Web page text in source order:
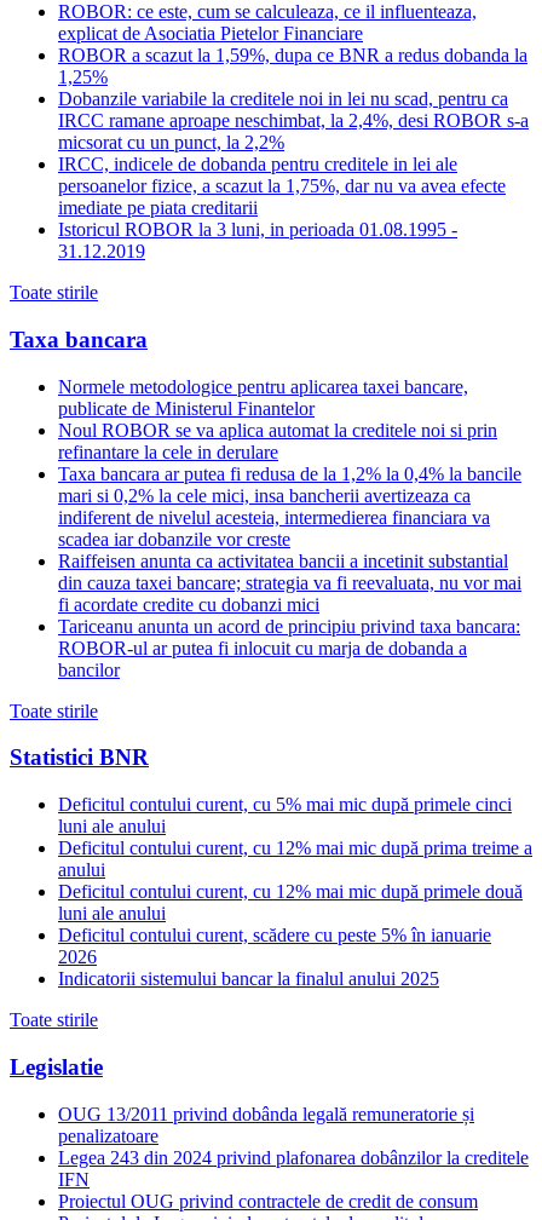
ROBOR: ce este, cum se calculeaza, ce il influenteaza,
explicat de Asociatia Pietelor Financiare
ROBOR a scazut la 1,59%, dupa ce BNR a redus dobanda la
1,25%
Dobanzile variabile la creditele noi in lei nu scad, pentru ca
IRCC ramane aproape neschimbat, la 2,4%, desi ROBOR s-a
micsorat cu un punct, la 2,2%
IRCC, indicele de dobanda pentru creditele in lei ale
persoanelor fizice, a scazut la 1,75%, dar nu va avea efecte
imediate pe piata creditarii
Istoricul ROBOR la 3 luni, in perioada 01.08.1995 -
31.12.2019
Toate stirile
Taxa bancara
Normele metodologice pentru aplicarea taxei bancare,
publicate de Ministerul Finantelor
Noul ROBOR se va aplica automat la creditele noi si prin
refinantare la cele in derulare
Taxa bancara ar putea fi redusa de la 1,2% la 0,4% la bancile
mari si 0,2% la cele mici, insa bancherii avertizeaza ca
indiferent de nivelul acesteia, intermedierea financiara va
scadea iar dobanzile vor creste
Raiffeisen anunta ca activitatea bancii a incetinit substantial
din cauza taxei bancare; strategia va fi reevaluata, nu vor mai
fi acordate credite cu dobanzi mici
Tariceanu anunta un acord de principiu privind taxa bancara:
ROBOR-ul ar putea fi inlocuit cu marja de dobanda a
bancilor
Toate stirile
Statistici BNR
Deficitul contului curent, cu 5% mai mic după primele cinci
luni ale anului
Deficitul contului curent, cu 12% mai mic după prima treime a
anului
Deficitul contului curent, cu 12% mai mic după primele două
luni ale anului
Deficitul contului curent, scădere cu peste 5% în ianuarie
2026
Indicatorii sistemului bancar la finalul anului 2025
Toate stirile
Legislatie
OUG 13/2011 privind dobânda legală remuneratorie și
penalizatoare
Legea 243 din 2024 privind plafonarea dobânzilor la creditele
IFN
Proiectul OUG privind contractele de credit de consum